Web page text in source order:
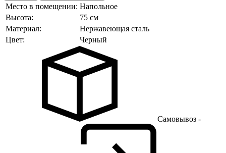
Место в помещении: Напольное
Высота:
75 см
Материал:
Нержавеющая сталь
Цвет:
Черный
Самовывоз -